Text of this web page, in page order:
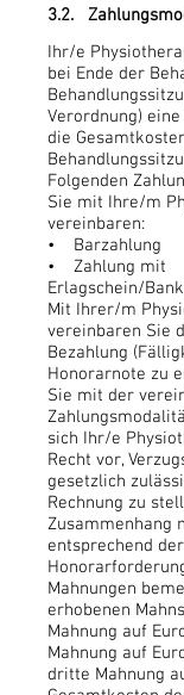
3.2.
Ihr/e
bei Ende der
Verordnung)
die
Folgenden
Sie mit Ihre/m
vereinbaren:
• Barzahlung
• Zahlung mit
Erlagschein/
Mit Ihrer/m
vereinbaren Sie
Bezahlung
Honorarnote zu
Sie mit der
sich Ihr/e
Recht vor,
gesetzlich
Rechnung zu
Zusammenhang
entsprechend
Mahnungen
erhobenen
Mahnung auf
Mahnung auf
dritte Mahnung